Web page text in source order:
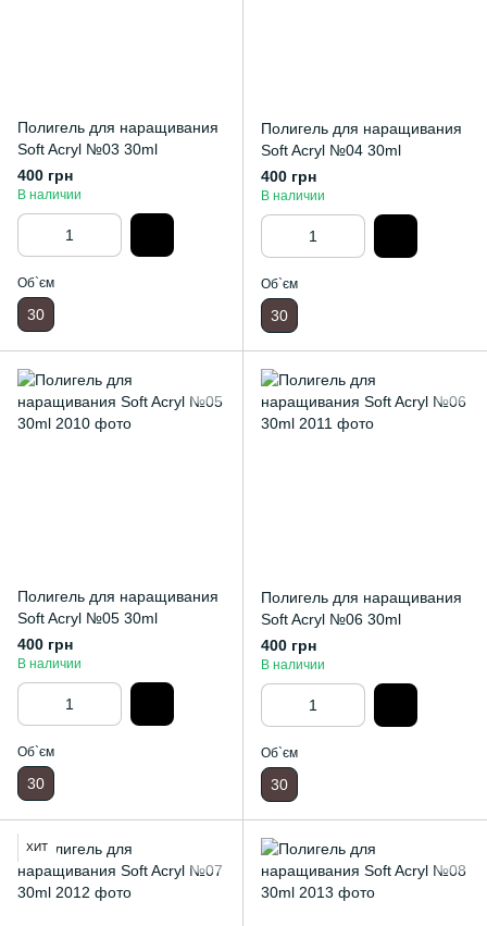
Полигель для наращивания
Soft Acryl №03 30ml
400 грн
В наличии
Об`єм
30
Полигель для наращивания
Soft Acryl №04 30ml
400 грн
В наличии
Об`єм
30
Полигель для наращивания
Soft Acryl №05 30ml
400 грн
В наличии
Об`єм
30
Полигель для наращивания
Soft Acryl №06 30ml
400 грн
В наличии
Об`єм
30
ХИТ